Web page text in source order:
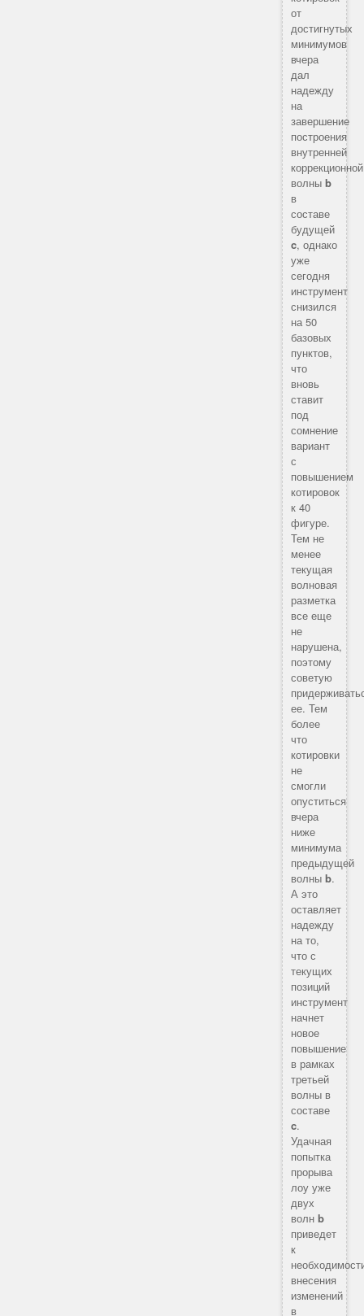
от
достигнутых
минимумов
вчера
дал
надежду
на
завершение
построения
внутренней
коррекционной
волныb
в
составе
будущей
c, однако
уже
сегодня
инструмент
снизился
на 50
базовых
пунктов,
что
вновь
ставит
под
сомнение
вариант
с
повышением
котировок
к 40
фигуре.
Тем не
менее
текущая
волновая
разметка
все еще
не
нарушена,
поэтому
советую
ее. Тем
более
что
котировки
не
смогли
опуститься
вчера
ниже
минимума
предыдущей
волныb.
А это
оставляет
надежду
на то,
что с
текущих
позиций
инструмент
начнет
новое
повышение
в рамках
третьей
волны в
составе
c.
Удачная
попытка
прорыва
лоу уже
двух
волнb
приведет
к
внесения
изменений
в